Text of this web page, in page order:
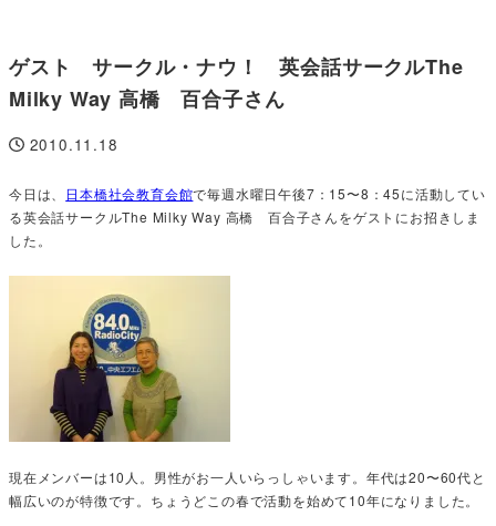
ゲスト サークル・ナウ！ 英会話サークルThe
Milky Way 高橋 百合子さん
投稿日
2010.11.18
今日は、 日本橋社会教育会館で毎週水曜日午後7：15〜8：45に活動してい
る英会話サークルThe Milky Way 高橋 百合子さんをゲストにお招きしま
した。
現在メンバーは10人。男性がお一人いらっしゃいます。年代は20〜60代と
幅広いのが特徴です。ちょうどこの春で活動を始めて10年になりました。